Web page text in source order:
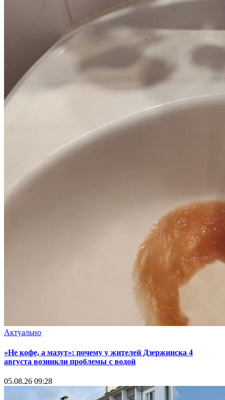
Актуально
«Не кофе, а мазут»: почему у жителей Дзержинска 4
августа возникли проблемы с водой
05.08.26 09:28